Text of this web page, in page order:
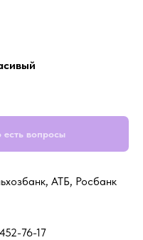
есть вопросы
АТБ, Росбанк
76-17